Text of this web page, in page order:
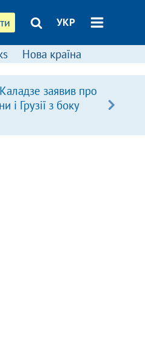
УКР
Нова країна
заявив про
і Грузії з боку